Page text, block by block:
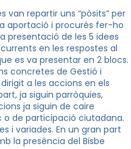
van repartir uns “pòsits” per
aportació i procurés fer-ho
presentació de les 5 idees
en les respostes al
es va presentar en 2 blocs.
concretes de Gestió i
a les accions en els
ja siguin parròquies,
ja siguin de caire
o de participació ciutadana.
i variades. En un gran part
la presència del Bisbe